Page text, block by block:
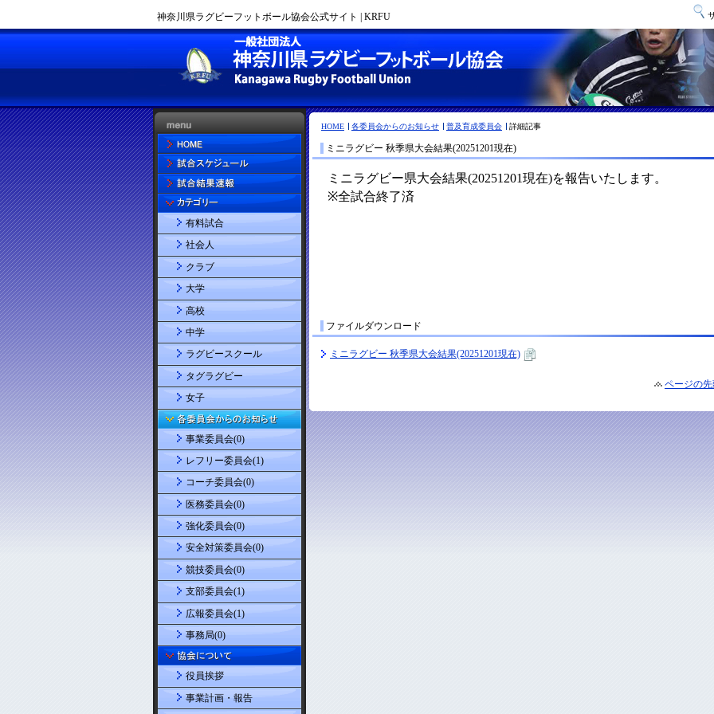
神奈川県ラグビーフットボール協会公式サイト | KRFU
HOME 各委員会からのお知らせ 普及育成委員会 詳細記事
ミニラグビー 秋季県大会結果(20251201現在)
ファイルダウンロード
ミニラグビー 秋季県大会結果(20251201現在)
ページの
有料試合
社会人
クラブ
大学
高校
中学
ラグビースクール
タグラグビー
女子
事業委員会(0)
レフリー委員会(1)
コーチ委員会(0)
医務委員会(0)
強化委員会(0)
安全対策委員会(0)
競技委員会(0)
支部委員会(1)
広報委員会(1)
事務局(0)
役員挨拶
事業計画・報告